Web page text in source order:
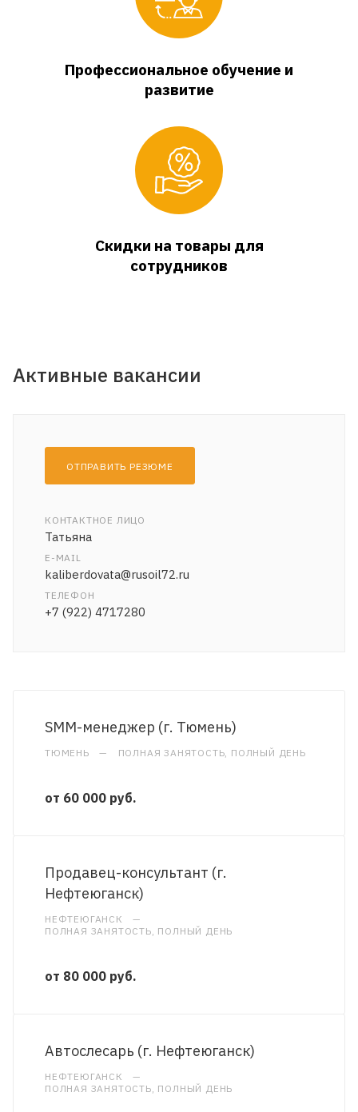
Профессиональное обучение и
развитие
Скидки на товары для
сотрудников
Активные вакансии
ОТПРАВИТЬ РЕЗЮМЕ
КОНТАКТНОЕ ЛИЦО
Татьяна
E-MAIL
kaliberdovata@rusoil72.ru
ТЕЛЕФОН
+7 (922) 4717280
SMM-менеджер (г. Тюмень)
ТЮМЕНЬ — ПОЛНАЯ ЗАНЯТОСТЬ, ПОЛНЫЙ ДЕНЬ
от 60 000 руб.
Продавец-консультант (г.
Нефтеюганск)
НЕФТЕЮГАНСК
—
ПОЛНАЯ ЗАНЯТОСТЬ, ПОЛНЫЙ ДЕНЬ
от 80 000 руб.
Автослесарь (г. Нефтеюганск)
НЕФТЕЮГАНСК
—
ПОЛНАЯ ЗАНЯТОСТЬ, ПОЛНЫЙ ДЕНЬ